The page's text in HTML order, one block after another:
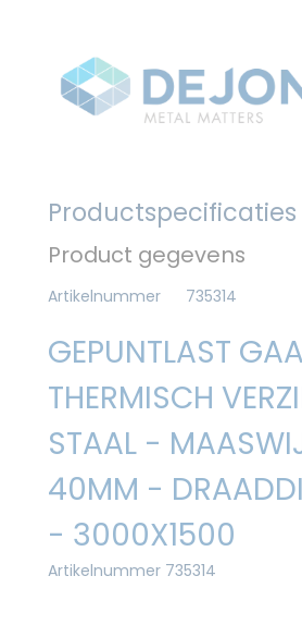
Productspecificaties
Product gegevens
Artikelnummer 735314
GEPUNTLAST
THERMISCH
STAAL -
40MM -
- 3000X1500
Artikelnummer 735314